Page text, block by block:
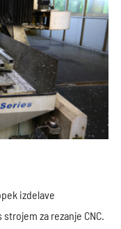
izdelave
za rezanje CNC.